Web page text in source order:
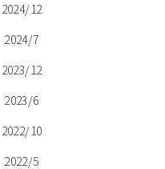
2024/12
2024/7
2023/12
2023/6
2022/10
2022/5